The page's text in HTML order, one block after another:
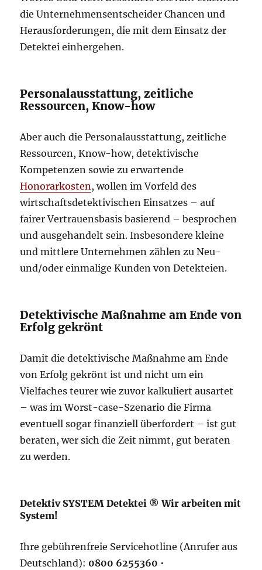
die Unternehmensentscheider Chancen und
Herausforderungen, die mit dem Einsatz der
Detektei einhergehen.
Personalausstattung, zeitliche
Ressourcen, Know-how
Aber auch die Personalausstattung, zeitliche
Ressourcen, Know-how, detektivische
Kompetenzen sowie zu erwartende
Honorarkosten, wollen im Vorfeld des
wirtschaftsdetektivischen Einsatzes – auf
fairer Vertrauensbasis basierend – besprochen
und ausgehandelt sein. Insbesondere kleine
und mittlere Unternehmen zählen zu Neu-
und/oder einmalige Kunden von Detekteien.
Detektivische Maßnahme am Ende von
Erfolg gekrönt
Damit die detektivische Maßnahme am Ende
von Erfolg gekrönt ist und nicht um ein
Vielfaches teurer wie zuvor kalkuliert ausartet
– was im Worst-case-Szenario die Firma
eventuell sogar finanziell überfordert – ist gut
beraten, wer sich die Zeit nimmt, gut beraten
zu werden.
Detektiv SYSTEM Detektei ® Wir arbeiten mit
System!
Ihre gebührenfreie Servicehotline (Anrufer aus
Deutschland): 0800 6255360 •